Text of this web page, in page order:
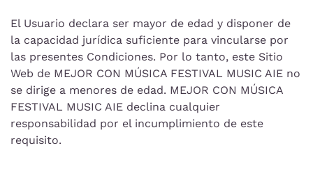
El Usuario declara ser mayor de edad y disponer de
la capacidad jurídica suficiente para vincularse por
las presentes Condiciones. Por lo tanto, este Sitio
Web de MEJOR CON MÚSICA FESTIVAL MUSIC AIE no
se dirige a menores de edad. MEJOR CON MÚSICA
FESTIVAL MUSIC AIE declina cualquier
responsabilidad por el incumplimiento de este
requisito.